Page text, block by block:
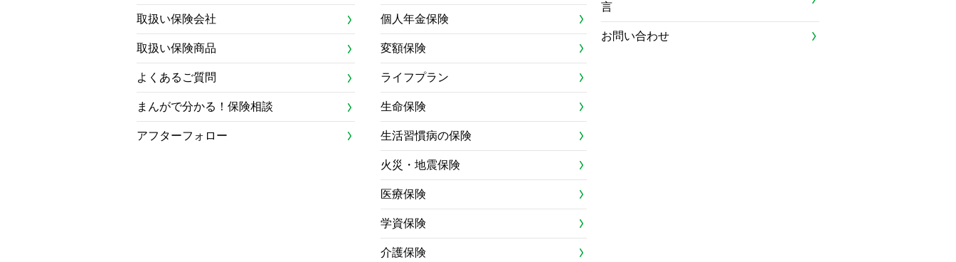
取扱い保険会社
取扱い保険商品
よくあるご質問
まんがで分かる！保険相談
アフターフォロー
個人年金保険
変額保険
ライフプラン
生命保険
生活習慣病の保険
火災・地震保険
医療保険
学資保険
介護保険
言
お問い合わせ